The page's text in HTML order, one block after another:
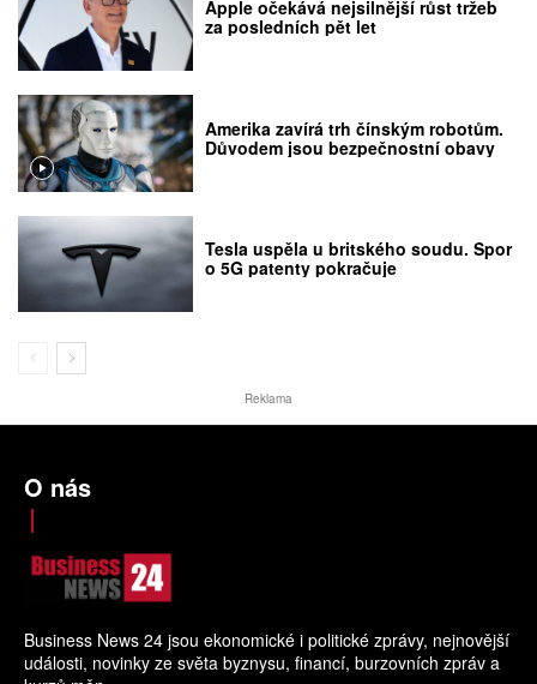
Apple očekává nejsilnější růst tržeb
za posledních pět let
Amerika zavírá trh čínským robotům.
Důvodem jsou bezpečnostní obavy
Tesla uspěla u britského soudu. Spor
o 5G patenty pokračuje
Reklama
O nás
Business News 24 jsou ekonomické i politické zprávy, nejnovější
události, novinky ze světa byznysu, financí, burzovních zpráv a